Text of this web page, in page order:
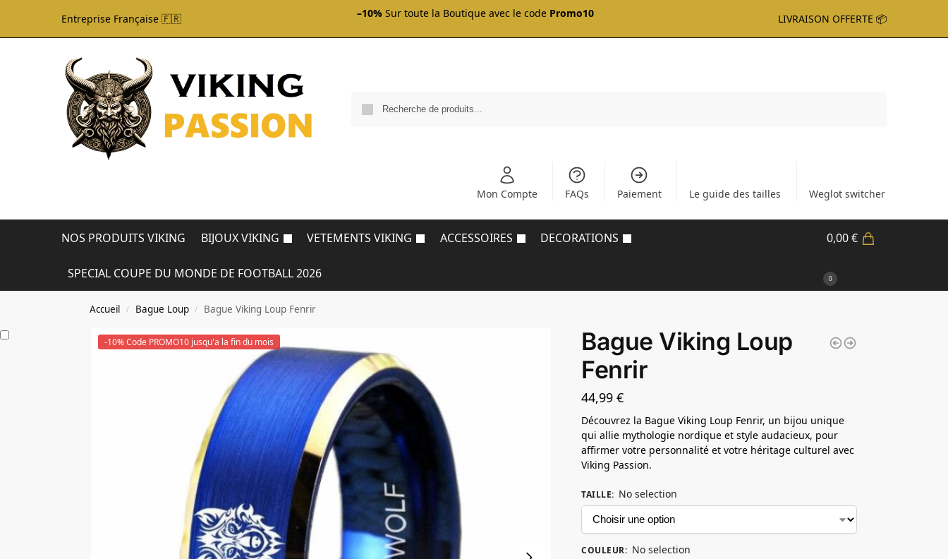
Entreprise Française 🇫🇷 –10% Sur toute la Boutique avec le code Promo10 LIVRAISON OFFERTE 📦
Mon Compte FAQs Paiement Le guide des tailles Weglot switcher
NOS PRODUITS VIKING BIJOUX VIKING VETEMENTS VIKING ACCESSOIRES DECORATIONS
SPECIAL COUPE DU MONDE DE FOOTBALL 2026
0,00€
0
Accueil / Bague Loup / Bague Viking Loup Fenrir
-10% Code PROMO10 jusqu'a la fin du mois
Bague Viking Loup
Fenrir
44,99€
Découvrez la Bague Viking Loup Fenrir, un bijou unique
qui allie mythologie nordique et style audacieux, pour
affirmer votre personnalité et votre héritage culturel avec
Viking Passion.
TAILLE: No selection
COULEUR: No selection